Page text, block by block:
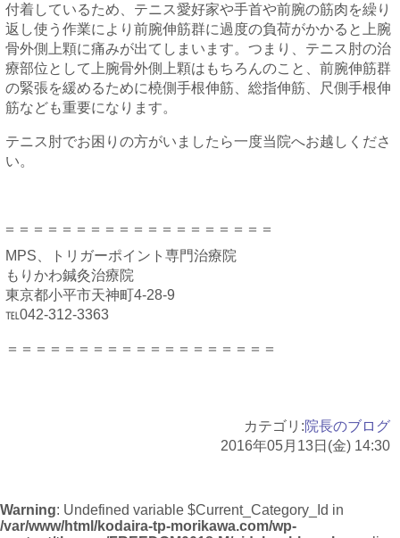
付着しているため、テニス愛好家や手首や前腕の筋肉を繰り
返し使う作業により前腕伸筋群に過度の負荷がかかると上腕
骨外側上顆に痛みが出てしまいます。つまり、テニス肘の治
療部位として上腕骨外側上顆はもちろんのこと、前腕伸筋群
の緊張を緩めるために橈側手根伸筋、総指伸筋、尺側手根伸
筋なども重要になります。
テニス肘でお困りの方がいましたら一度当院へお越しくださ
い。
＝＝＝＝＝＝＝＝＝＝＝＝＝＝＝＝＝＝＝
MPS、トリガーポイント専門治療院
もりかわ鍼灸治療院
東京都小平市天神町4-28-9
℡042-312-3363
＝＝＝＝＝＝＝＝＝＝＝＝＝＝＝＝＝＝＝
カテゴリ:院長のブログ
2016年05月13日(金) 14:30
Warning: Undefined variable $Current_Category_Id in
/var/www/html/kodaira-tp-morikawa.com/wp-